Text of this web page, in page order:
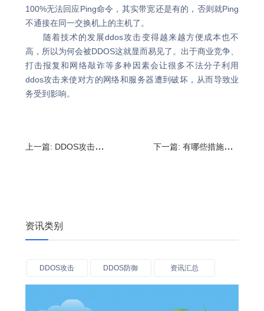
100%无法回应Ping命令，其实带宽还是有的，否则就Ping
不通接在同一交换机上的主机了。
随着技术的发展ddos攻击变得越来越方便成本也不
高，所以为何会被DDOS这就显而易见了。出于商业竞争、
打击报复和网络敲诈等多种因素会让很多不法分子利用
ddos攻击来使对方的网络和服务器遭到破坏，从而导致业
务受到影响。
上一篇: DDOS攻击是怎么实现的?什么是ddos攻击 下一篇:有哪些措施可以解决DDOS攻击?DDoS攻击的网络流量清洗
资讯类别
DDOS攻击 DDOS防御 资讯汇总